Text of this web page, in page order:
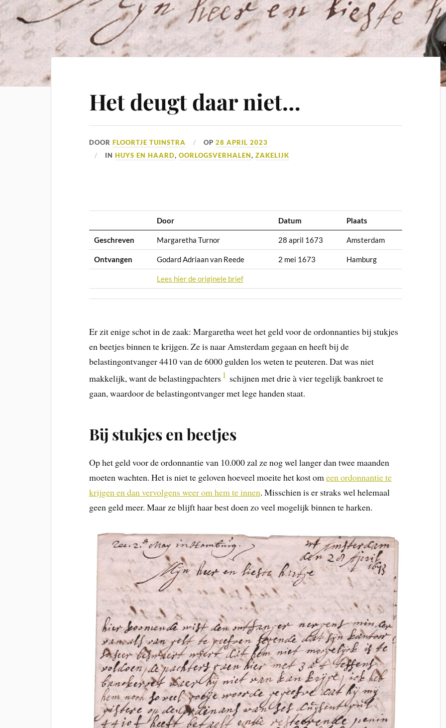
Het deugt daar niet…
DOORFLOORTJE TUINSTRA OP28 APRIL 2023
INHUYS EN HAARD,OORLOGSVERHALEN,ZAKELIJK
Door Datum Plaats
Geschreven Margaretha Turnor 28 april 1673 Amsterdam
Ontvangen Godard Adriaan van Reede 2 mei 1673 Hamburg
Lees hier de originele brief
Er zit enige schot in de zaak: Margaretha weet het geld voor de ordonnanties bij stukjes
en beetjes binnen te krijgen. Ze is naar Amsterdam gegaan en heeft bij de
belastingontvanger 4410 van de 6000 gulden los weten te peuteren. Dat was niet
makkelijk, want de belastingpachters1 schijnen met drie à vier tegelijk bankroet te
gaan, waardoor de belastingontvanger met lege handen staat.
Bij stukjes en beetjes
Op het geld voor de ordonnantie van 10.000 zal ze nog wel langer dan twee maanden
moeten wachten. Het is niet te geloven hoeveel moeite het kost omeen ordonnantie te
krijgen en dan vervolgens weer om hem te innen. Misschien is er straks wel helemaal
geen geld meer. Maar ze blijft haar best doen zo veel mogelijk binnen te harken.